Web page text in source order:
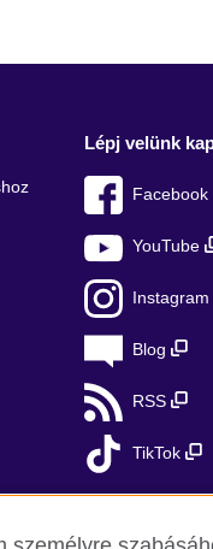
Lépj velünk
Facebook
YouTube
Instagram
Blog
RSS
TikTok